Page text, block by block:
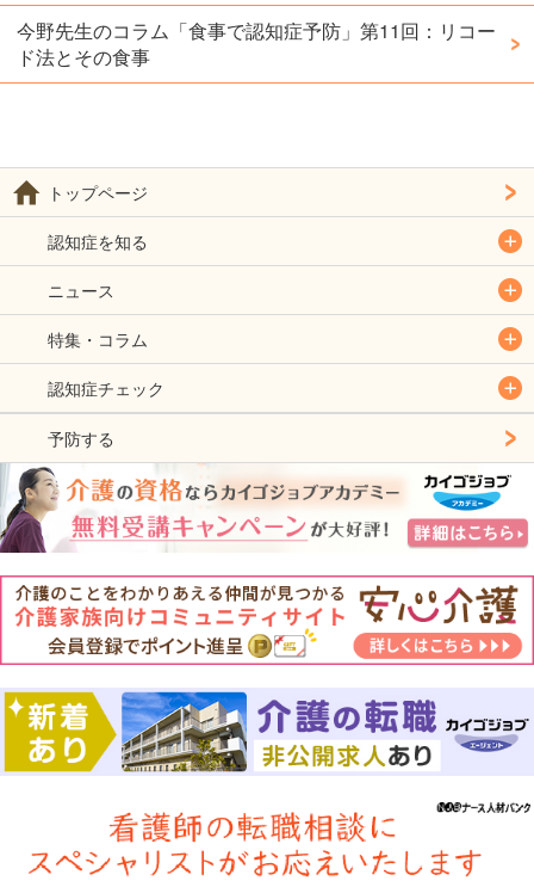
今野先生のコラム「食事で認知症予防」第11回：リコー
ド法とその食事
トップページ
認知症を知る
ニュース
特集・コラム
認知症チェック
予防する